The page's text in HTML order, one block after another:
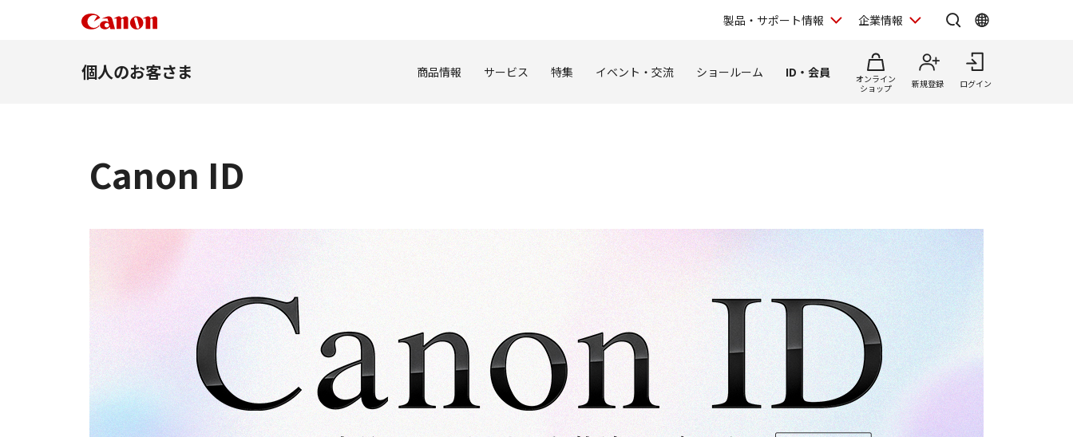
製品・サポート情報 企業情報
個人のお客さま 商品情報 サービス 特集 イベント・交流 ショールーム ID・会員
オンライン
ショップ
新規登録 ログイン
Canon ID